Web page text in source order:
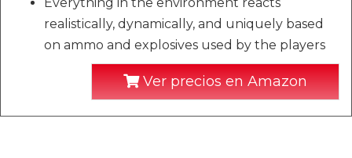
realistically, dynamically, and uniquely based
on ammo and explosives used by the players
Ver precios en Amazon